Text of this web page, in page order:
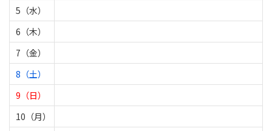
5（水）
6（木）
7（金）
8（土）
9（日）
10（月）